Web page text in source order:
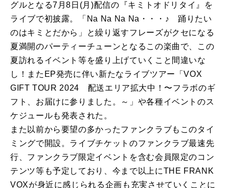
グルとなる7月8日(月)配信の『キミトオドリタイ』を
ライブで初披露。「Na Na Na Na・・・♪ 踊りたい
のはキミとだから」と繰り返すフレーズがクセになる
夏満開のパーティーチューンとなるこの楽曲で、この
夏訪れるイベント等を盛り上げていくこと間違いな
し！またEP発売に伴い新たなライブツアー「VOX
GIFT TOUR 2024 配送エリア拡大中！〜フラボのギ
フト、お届けに参りました。～」や各種イベントのス
ケジュールも発表された。
また以前から要望の多かったファンクラブもこのタイ
ミングで開設。ライブチケットのファンクラブ最速先
行、ファンクラブ限定イベントを含む会員限定のコン
テンツ等も予定しており、今まで以上にTHE FRANK
VOXが身近に感じられる企画も充実させていくことに